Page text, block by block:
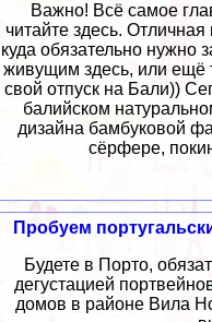
Важно! Всё самое
читайте здесь.
куда обязательно нужно
живущим здесь, или ещё
свой отпуск на Бали))
балийском
дизайна бамбуковой
сёрфере,
Пробуем
Будете в Порто,
дегустацией
домов в районе Вила